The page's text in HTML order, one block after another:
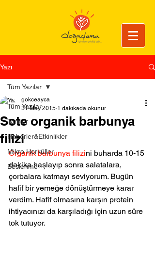
Yazı
Tüm Yazılar
Tarifler
Haberler&Etkinlikler
Mikro Herküller
Beslenme
Tüm Yazılar
Sote organik barbunya
filizi
gokceayca
31 May 2015 1 dakikada okunur
Organik barbunya filizini buharda 10-15
dakika haşlayıp sonra salatalara,
çorbalara katmayı seviyorum. Bugün
hafif bir yemeğe dönüştürmeye karar
verdim. Hafif olmasına karşın protein
ihtiyacınızı da karşıladığı için uzun süre
tok tutuyor.